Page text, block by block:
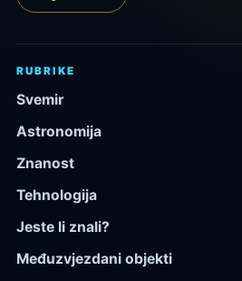
RUBRIKE
Svemir
Astronomija
Znanost
Tehnologija
Jeste li znali?
Međuzvjezdani objekti